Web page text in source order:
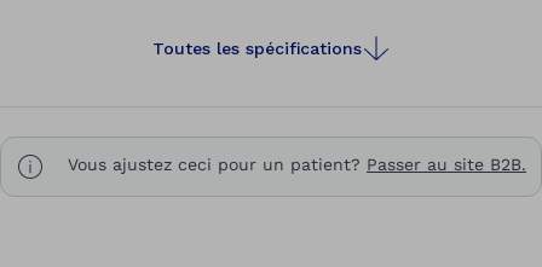
Toutes les spécifications
Vous ajustez ceci pour un patient? Passer au site B2B.